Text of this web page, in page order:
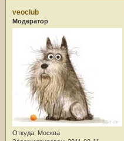
veoclub
Модератор
Откуда: Москва